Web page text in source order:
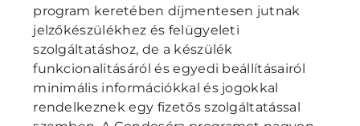
program keretében díjmentesen jutnak
jelzőkészülékhez és felügyeleti
szolgáltatáshoz, de a készülék
funkcionalitásáról és egyedi beállításairól
minimális információkkal és jogokkal
rendelkeznek egy fizetős szolgáltatással